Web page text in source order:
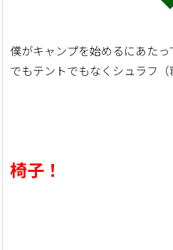
僕がキャンプを始めるにあた
でもテントでもなくシュラフ（
椅子！